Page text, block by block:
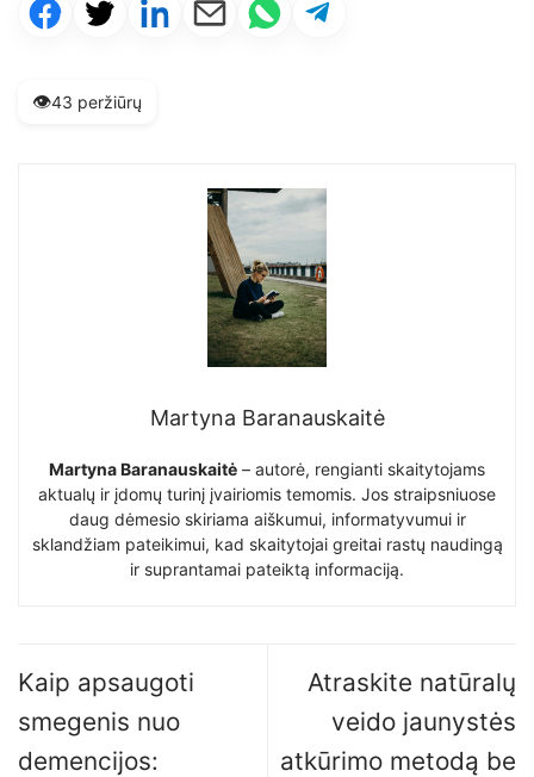
👁️43 peržiūrų
Martyna Baranauskaitė
Martyna Baranauskaitė – autorė, rengianti skaitytojams
aktualų ir įdomų turinį įvairiomis temomis. Jos straipsniuose
daug dėmesio skiriama aiškumui, informatyvumui ir
sklandžiam pateikimui, kad skaitytojai greitai rastų naudingą
ir suprantamai pateiktą informaciją.
Kaip apsaugoti
smegenis nuo
demencijos:
Atraskite natūralų
veido jaunystės
atkūrimo metodą be